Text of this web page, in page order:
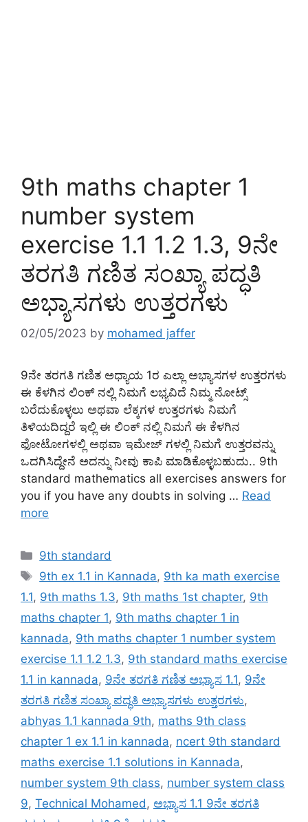
9th maths chapter 1
number system
exercise 1.1 1.2 1.3, 9ನೇ
ತರಗತಿ ಗಣಿತ ಸಂಖ್ಯಾ ಪದ್ಧತಿ
ಅಭ್ಯಾಸಗಳು ಉತ್ತರಗಳು
02/05/2023 by mohamed jaffer
9ನೇ ತರಗತಿ ಗಣಿತ ಅಧ್ಯಾಯ 1ರ ಎಲ್ಲಾ ಅಭ್ಯಾಸಗಳ ಉತ್ತರಗಳು
ಈ ಕೆಳಗಿನ ಲಿಂಕ್ ನಲ್ಲಿ ನಿಮಗೆ ಲಭ್ಯವಿದೆ ನಿಮ್ಮ ನೋಟ್ಸ್
ಬರೆದುಕೊಳ್ಳಲು ಅಥವಾ ಲೆಕ್ಕಗಳ ಉತ್ತರಗಳು ನಿಮಗೆ
ತಿಳಿಯದಿದ್ದರೆ ಇಲ್ಲಿ ಈ ಲಿಂಕ್ ನಲ್ಲಿ ನಿಮಗೆ ಈ ಕೆಳಗಿನ
ಫೋಟೋಗಳಲ್ಲಿ ಅಥವಾ ಇಮೇಜ್ ಗಳಲ್ಲಿ ನಿಮಗೆ ಉತ್ತರವನ್ನು
ಒದಗಿಸಿದ್ದೇನೆ ಅದನ್ನು ನೀವು ಕಾಪಿ ಮಾಡಿಕೊಳ್ಳಬಹುದು.. 9th
standard mathematics all exercises answers for
you if you have any doubts in solving … Read
more
Categories
9th standard
Tags
9th ex 1.1 in Kannada, 9th ka math exercise
1.1, 9th maths 1.3, 9th maths 1st chapter, 9th
maths chapter 1, 9th maths chapter 1 in
kannada, 9th maths chapter 1 number system
exercise 1.1 1.2 1.3, 9th standard maths exercise
1.1 in kannada, 9ನೇ ತರಗತಿ ಗಣಿತ ಅಭ್ಯಾಸ 1.1, 9ನೇ
ತರಗತಿ ಗಣಿತ ಸಂಖ್ಯಾ ಪದ್ಧತಿ ಅಭ್ಯಾಸಗಳು ಉತ್ತರಗಳು,
abhyas 1.1 kannada 9th, maths 9th class
chapter 1 ex 1.1 in kannada, ncert 9th standard
maths exercise 1.1 solutions in Kannada,
number system 9th class, number system class
9, Technical Mohamed , ಅಭ್ಯಾಸ 1.1 9ನೇ ತರಗತಿ